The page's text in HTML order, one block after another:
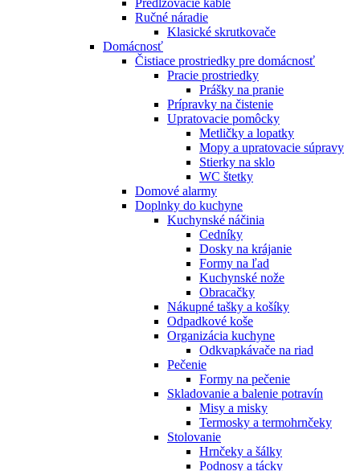
Predlžovacie káble
Ručné náradie
Klasické skrutkovače
Domácnosť
Čistiace prostriedky pre domácnosť
Pracie prostriedky
Prášky na pranie
Prípravky na čistenie
Upratovacie pomôcky
Metličky a lopatky
Mopy a upratovacie súpravy
Stierky na sklo
WC štetky
Domové alarmy
Doplnky do kuchyne
Kuchynské náčinia
Cedníky
Dosky na krájanie
Formy na ľad
Kuchynské nože
Obracačky
Nákupné tašky a košíky
Odpadkové koše
Organizácia kuchyne
Odkvapkávače na riad
Pečenie
Formy na pečenie
Skladovanie a balenie potravín
Misy a misky
Termosky a termohrnčeky
Stolovanie
Hrnčeky a šálky
Podnosy a tácky